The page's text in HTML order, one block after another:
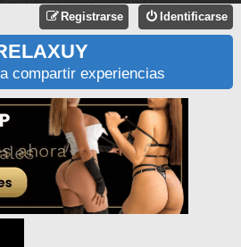
Identificarse
Registrarse
compartir experiencias